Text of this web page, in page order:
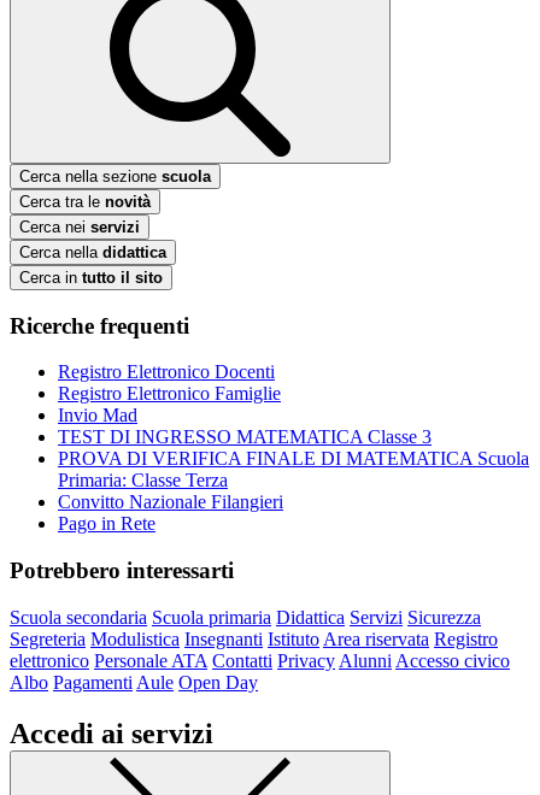
Cerca nella sezione scuola
Cerca tra le novità
Cerca nei servizi
Cerca nella didattica
Cerca in tutto il sito
Ricerche frequenti
Registro Elettronico Docenti
Registro Elettronico Famiglie
Invio Mad
TEST DI INGRESSO MATEMATICA Classe 3
PROVA DI VERIFICA FINALE DI MATEMATICA Scuola
Primaria: Classe Terza
Convitto Nazionale Filangieri
Pago in Rete
Potrebbero interessarti
Scuola secondaria Scuola primaria Didattica Servizi Sicurezza
Segreteria Modulistica Insegnanti Istituto Area riservata Registro
elettronico Personale ATA Contatti Privacy Alunni Accesso civico
Albo Pagamenti Aule Open Day
Accedi ai servizi